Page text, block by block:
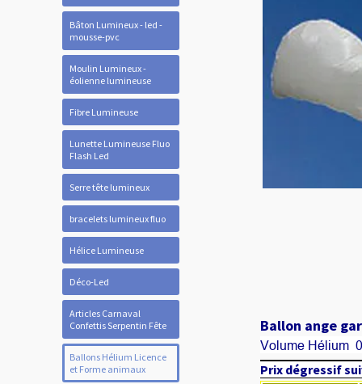
Bâton Lumineux - led -
mousse-pvc
Moulin Lumineux -
éolienne lumineuse
Fibre Lumineuse
Lunette Lumineuse Fluo
Flash Led
Serre tête lumineux
bracelets lumineux fluo
Hélice Lumineuse
Déco-Led
Articles Carnaval
Confettis Serpentin Fête
Ballons Hélium Licence
et Forme animaux
Ballon ange
Volume Hélium
Prix dégressif